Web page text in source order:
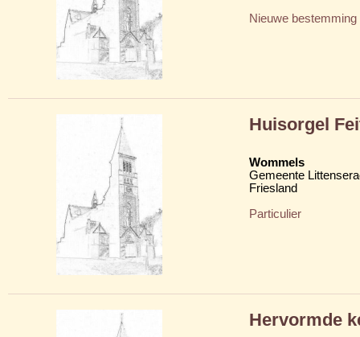
Nieuwe bestemming
Huisorgel
Wommels
Gemeente
Friesland
Particulier
Hervormde